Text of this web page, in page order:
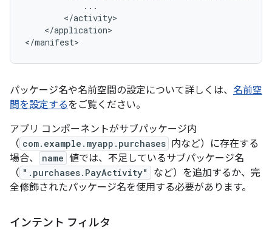
</application>
</manifest>
パッケージ名や名前空間の設定について詳しくは、 名前空
間を設定するをご覧ください。
アプリ コンポーネントがサブパッケージ内
（ com.example.myapp.purchases 内など）に存在する
場合、
name 値では、不足しているサブパッケージ名
（ ".purchases.PayActivity"
など）を追加するか、完
全修飾されたパッケージ名を使用する必要があります。
インテント フィルタ